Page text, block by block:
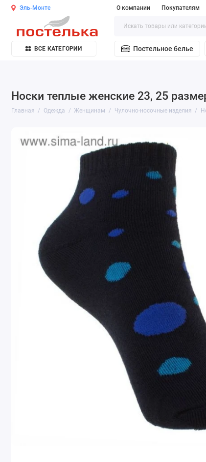
Эль-Монте О компании Покупателям
ВСЕ КАТЕГОРИИ Постельное белье
Носки теплые женские 23, 25
Главная Одежда Женщинам Чулочно-носочные изделия